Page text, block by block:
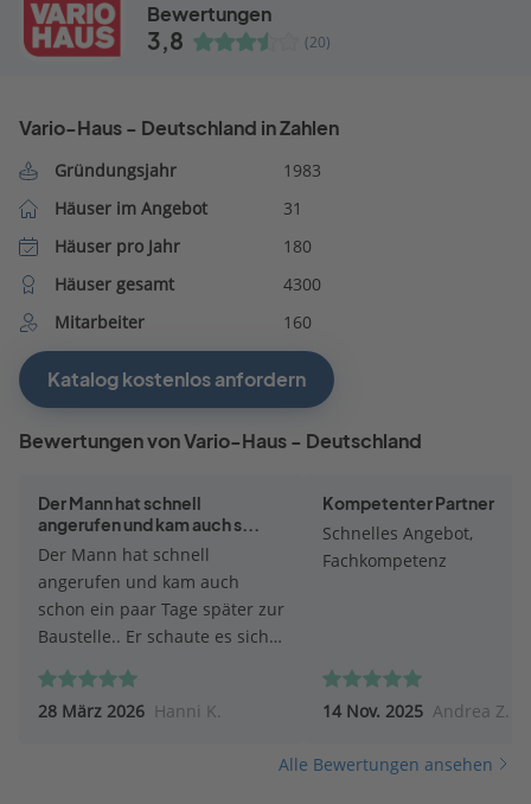
Bewertungen
3,8 (20)
Vario-Haus - Deutschland in Zahlen
Gründungsjahr
1983
Häuser im Angebot
31
Häuser pro Jahr
180
Häuser gesamt
4300
Mitarbeiter
160
Katalog kostenlos anfordern
Bewertungen von Vario-Haus - Deutschland
Der Mann hat schnell
angerufen und kam auch s...
Der Mann hat schnell
angerufen und kam auch
schon ein paar Tage später zur
Baustelle.. Er schaute es sich
wie der Anbau zu realisieren
ist. Machte Fotos, hörte sich
28 März 2026 Hanni K.
Kompetenter Partner
Schnelles Angebot,
Fachkompetenz
14 Nov. 2025 Andrea Z.
Alle Bewertungen ansehen